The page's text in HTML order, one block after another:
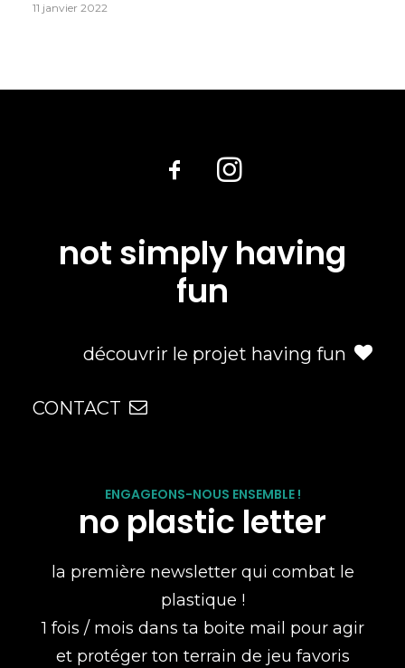
11 janvier 2022
not simply having
fun
découvrir le projet having fun
CONTACT
ENGAGEONS-NOUS ENSEMBLE !
no plastic letter
la première newsletter qui combat le
plastique !
1 fois / mois dans ta boite mail pour agir
et protéger ton terrain de jeu favoris